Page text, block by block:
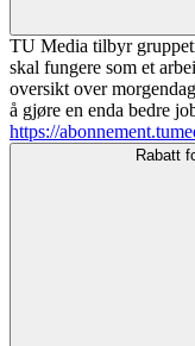
TU Media tilbyr
skal fungere som et
oversikt over
å gjøre en enda bedre
https://
Rabatt